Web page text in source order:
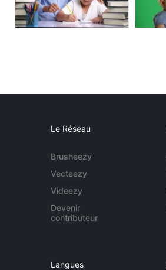
Le Réseau
Brusheezy
Vecteezy
Videezy
Devenir
contributeur
Langues